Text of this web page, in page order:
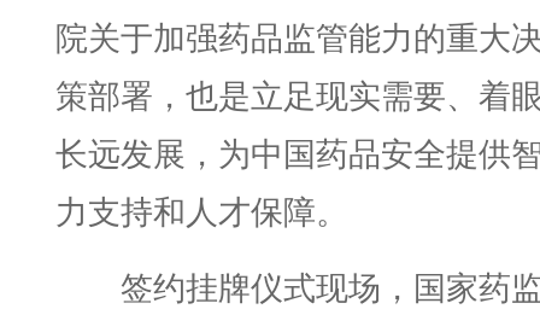
院关于加强药品监管能力的重大
策部署，也是立足现实需要、着
长远发展，为中国药品安全提供
力支持和人才保障。
签约挂牌仪式现场，国家药